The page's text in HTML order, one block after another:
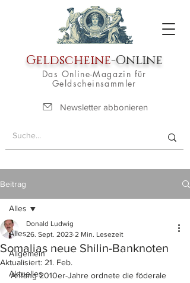
Geldscheine-Online
Das Online-Magazin für
Geldscheinsammler
Newsletter abbonieren
Beitrag
Alles
Allgemein
Aktuelles
Alles
Somalias neue Shilin-Banknoten
Donald Ludwig
26. Sept. 2023 2 Min. Lesezeit
Aktualisiert: 21. Feb.
Anfang 2010er-Jahre ordnete die föderale